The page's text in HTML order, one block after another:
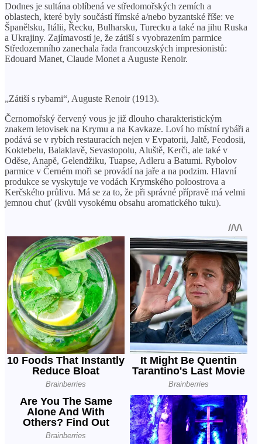
Dodnes je sultána oblíbená ve středomořských zemích a
oblastech, které byly součástí římské a/nebo byzantské říše: ve
Španělsku, Itálii, Řecku, Bulharsku, Turecku a také na jihu Ruska
a Ukrajiny. Zajímavostí je, že zátiší s vyobrazením parmice
Středozemního zanechala řada francouzských impresionistů:
Edouard Manet, Claude Monet a Auguste Renoir.
„Zátiší s rybami“, Auguste Renoir (1913).
Černomořský červený vous je již dlouho charakteristickým
znakem letovisek na Krymu a na Kavkaze. Loví ho místní rybáři a
podává se v rybích restauracích nejen v Evpatorii, Jaltě, Feodosii,
Koktebelu, Balaklavě, Sevastopolu, Aluště, Kerči, ale také v
Oděse, Anapě, Gelendžiku, Tuapse, Adleru a Batumi. Rybolov
parmice v Černém moři se provádí na jaře a na podzim. Hlavní
produkce se vyskytuje ve vodách Krymského poloostrova a
Kerčského průlivu. Má se za to, že při správné přípravě má ​​velmi
jemnou chuť (kvůli vysokému obsahu aromatického tuku).